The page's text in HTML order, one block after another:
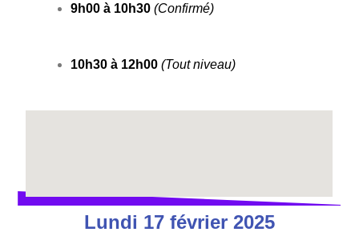
9h00 à 10h30 (Confirmé)
10h30 à 12h00 (Tout niveau)
Lundi 17 février 2025